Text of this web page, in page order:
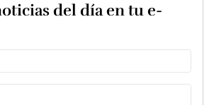
del día en tu e-